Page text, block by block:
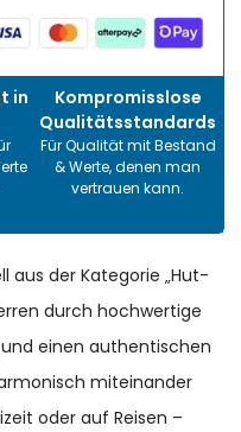
in
Kompromisslose
Qualitätsstandards
Für Qualität mit Bestand
& Werte, denen man
vertrauen kann.
aus der Kategorie „Hut-
durch hochwertige
einen authentischen
miteinander
oder auf Reisen –